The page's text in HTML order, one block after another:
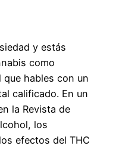
y estás
como
hables con un
calificado. En un
la Revista de
los
efectos del THC